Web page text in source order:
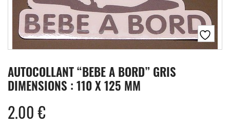
AUTOCOLLANT “BEBE A BORD” GRIS
DIMENSIONS : 110 X 125 MM
2.00€